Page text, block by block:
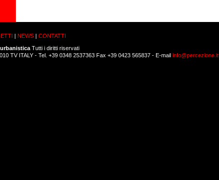
| NEWS | CONTATTI
Tutti i diritti riservati
TV ITALY - Tel. +39 0348 2537363 Fax +39 0423 565837 - E-mail info@percezione.it